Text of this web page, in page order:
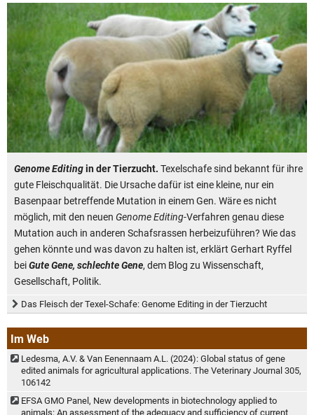
Genome Editingin der Tierzucht. Texelschafe sind bekannt für ihre
gute Fleischqualität. Die Ursache dafür ist eine kleine, nur ein
Basenpaar betreffende Mutation in einem Gen. Wäre es nicht
möglich, mit den neuen Genome Editing-Verfahren genau diese
Mutation auch in anderen Schafsrassen herbeizuführen? Wie das
gehen könnte und was davon zu halten ist, erklärt Gerhart Ryffel
beiGute Gene, schlechte Gene, dem Blog zu Wissenschaft,
Gesellschaft, Politik.
Das Fleisch der Texel-Schafe: Genome Editing in der Tierzucht
Im Web
Ledesma, A.V. & Van Eenennaam A.L. (2024): Global status of gene
edited animals for agricultural applications. The Veterinary Journal 305,
106142
EFSA GMO Panel, New developments in biotechnology applied to
animals: An assessment of the adequacy and sufficiency of current